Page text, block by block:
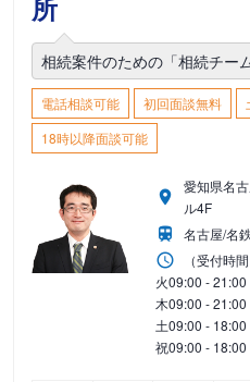
所
相続案件のための「相続チー
電話相談可能 初回面談無料
18時以降面談可能
愛知県名
ル4F
名古屋/名
（受付時間
火09:00 - 21:00
木09:00 - 21:00
土09:00 - 18:00
祝09:00 - 18:00